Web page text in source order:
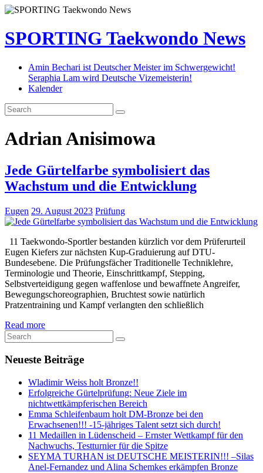
SPORTING Taekwondo News
Amin Bechari ist Deutscher Meister im Schwergewicht!
Seraphia Lam wird Deutsche Vizemeisterin!
Kalender
Adrian Anisimowa
Jede Gürtelfarbe symbolisiert das
Wachstum und die Entwicklung
Eugen 29. August 2023 Prüfung
11 Taekwondo-Sportler bestanden kürzlich vor dem Prüferurteil
Eugen Kiefers zur nächsten Kup-Graduierung auf DTU-
Bundesebene. Die Prüfungsfächer Traditionelle Techniklehre,
Terminologie und Theorie, Einschrittkampf, Stepping,
Selbstverteidigung gegen waffenlose und bewaffnete Angreifer,
Bewegungschoreographien, Bruchtest sowie natürlich
Pratzentraining und Kampf verlangten den schließlich
Read more
Neueste Beiträge
Wladimir Weiss holt Bronze!!
Erfolgreiche Gürtelprüfung: Neue Ziele im
nichtwettkämpferischen Bereich
Emma Schleifenbaum holt DM-Bronze bei den
Erwachsenen!!! -15-jähriges Talent setzt sich durch!
11 Medaillen in Lüdenscheid – Ernster Wettkampf für den
Nachwuchs, Testturnier für die Spitze
SEYMA TURHAN ist DEUTSCHE MEISTERIN!!! –Silas
Anel-Fernandez und Alina Schemkes erkämpfen Bronze